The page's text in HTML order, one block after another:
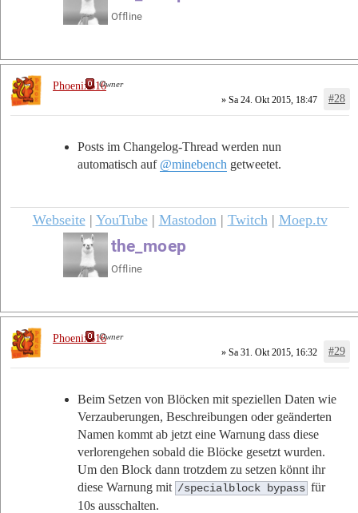
» Sa 24. Okt 2015, 18:47 #28
Posts im Changelog-Thread werden nun
automatisch auf @minebench getweetet.
Webseite| YouTube| Mastodon | Twitch | Moep.tv
Phoenix616Owner
» Sa 31. Okt 2015, 16:32 #29
Beim Setzen von Blöcken mit speziellen Daten wie
Verzauberungen, Beschreibungen oder geänderten
Namen kommt ab jetzt eine Warnung dass diese
verlorengehen sobald die Blöcke gesetzt wurden.
Um den Block dann trotzdem zu setzen könnt ihr
diese Warnung mit /specialblock bypass für
10s ausschalten.
Phoenix616Owner